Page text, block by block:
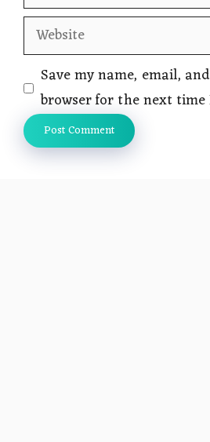
Website
Save my name, email,
browser for the next